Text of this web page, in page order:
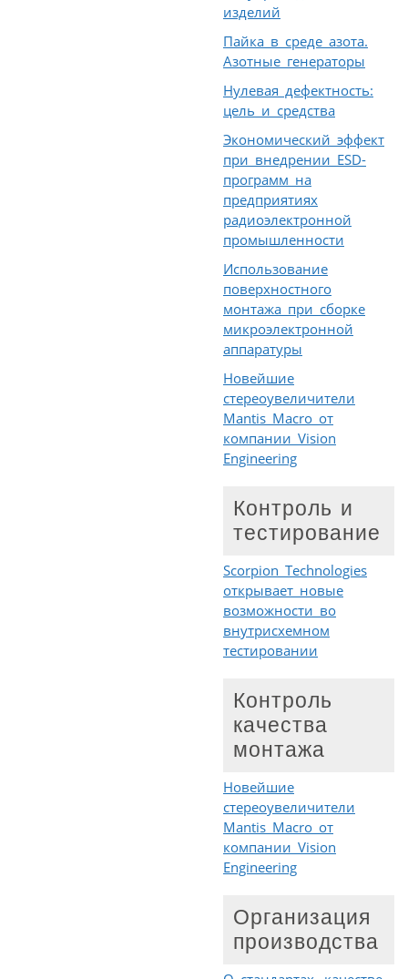
изделий
Пайка в среде азота.
Азотные генераторы
Нулевая дефектность:
цель и средства
Экономический эффект
при внедрении ESD-
программ на
предприятиях
радиоэлектронной
промышленности
Использование
поверхностного
монтажа при сборке
микроэлектронной
аппаратуры
Новейшие
стереоувеличители
Mantis Macro от
компании Vision
Engineering
Контроль и
тестирование
Scorpion Technologies
открывает новые
возможности во
внутрисхемном
тестировании
Контроль
качества
монтажа
Новейшие
стереоувеличители
Mantis Macro от
компании Vision
Engineering
Организация
производства